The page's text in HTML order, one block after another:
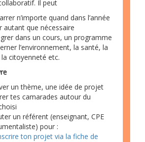
Il peut
n’importe quand dans l’année
autant que nécessaire
dans un cours, un programme
l’environnement, la santé, la
citoyenneté etc.
un thème, une idée de projet
tes camarades autour du
un référent (enseignant, CPE
pour :
ton projet via la fiche de